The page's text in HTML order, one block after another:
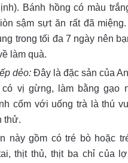
Bánh hồng có màu
sậm sựt ăn rất đã
trong tối đa 7 ngày nên
làm quà.
dẻo: Đây là đặc sản của
vị gừng, làm bằng gạo
cốm với uống trà là thú
thử.
này gồm có tré bò hoặc
thịt thủ, thịt ba chỉ của